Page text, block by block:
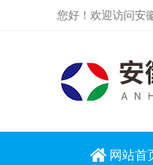
您好！欢迎访问安
网站首